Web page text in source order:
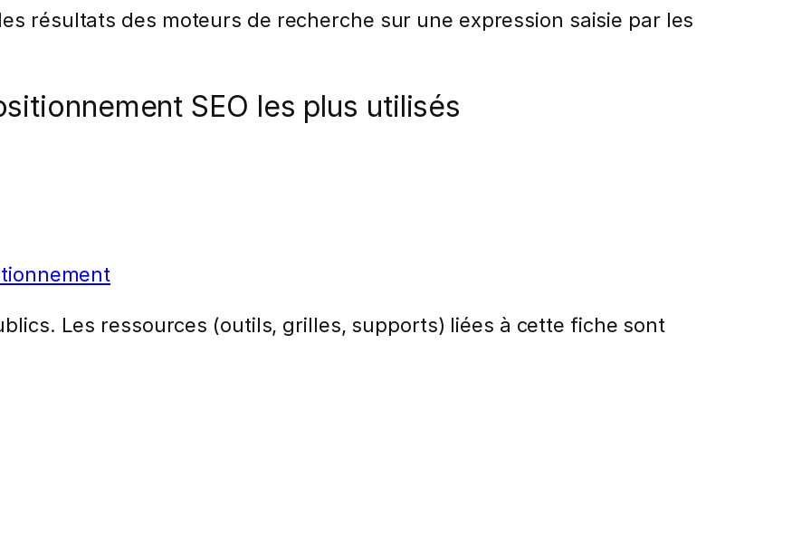
résultats des moteurs de recherche sur une expression saisie par les
SEO les plus utilisés
Les ressources (outils, grilles, supports) liées à cette fiche sont